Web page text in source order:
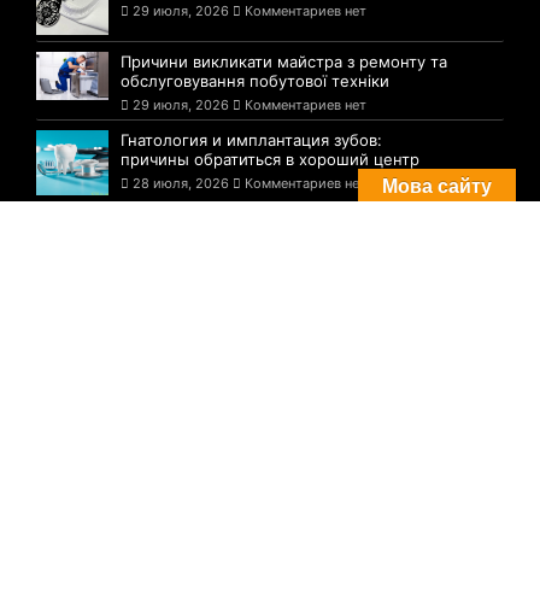
29 июля, 2026 Комментариев нет
Причини викликати майстра з ремонту та
обслуговування побутової техніки
29 июля, 2026 Комментариев нет
Гнатология и имплантация зубов:
причины обратиться в хороший центр
28 июля, 2026 Комментариев нет Мова сайту